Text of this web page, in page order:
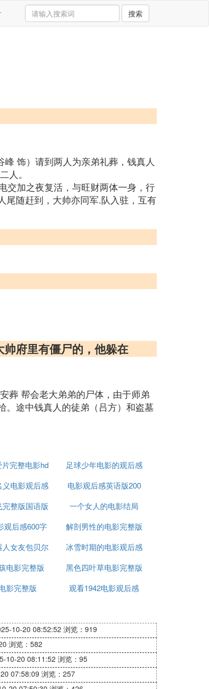
搜索
饰）请到两人为亲弟礼葬，钱真人
人。
交加之夜复活，与旺财两体一身，行
尾随赶到，大帅亦同军.队入驻，互有
府里有僵尸的，他躲在
葬 帮会老大弟弟的尸体，由于师弟
。途中钱真人的徒弟（吕方）和盗墓
片完整电影hd
足球少年电影的观后感
50
义电影观后感
600字
电影观后感英语版200
词
整版国语版
电影
一个女人的电影结局
观后感600字
作文
解剖男性的电影完整版
人女友包贝尔
版电影
冰雪时期的电影观后感
电影完整版
黑色四叶草电影完整版
影完整版
观看1942电影观后感
10-20 08:52:52 浏览：919
浏览：582
10-20 08:11:52 浏览：95
07:58:09 浏览：257